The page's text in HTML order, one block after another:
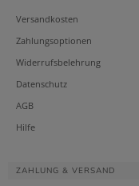
Versandkosten
Zahlungsoptionen
Widerrufsbelehrung
Datenschutz
AGB
Hilfe
ZAHLUNG & VERSAND